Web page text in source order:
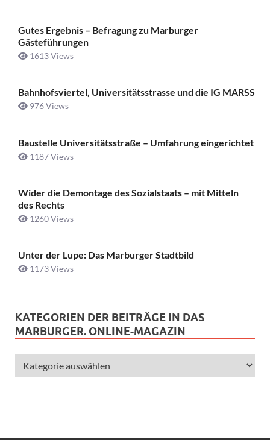
Gutes Ergebnis – Befragung zu Marburger
Gästeführungen
1613 Views
Bahnhofsviertel, Universitätsstrasse und die IG MARSS
976 Views
Baustelle Universitätsstraße ­– Umfahrung eingerichtet
1187 Views
Wider die Demontage des Sozialstaats – mit Mitteln
des Rechts
1260 Views
Unter der Lupe: Das Marburger Stadtbild
1173 Views
KATEGORIEN DER BEITRÄGE IN DAS
MARBURGER. ONLINE-MAGAZIN